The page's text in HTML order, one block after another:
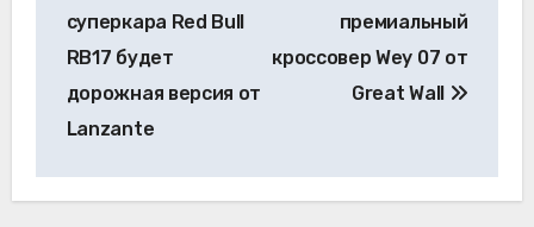
записям
суперкара Red Bull
RB17 будет
дорожная версия от
Lanzante
премиальный
кроссовер Wey 07 от
Great Wall